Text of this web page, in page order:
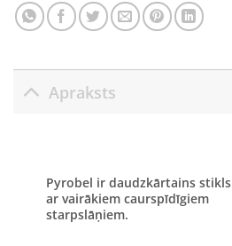
Apraksts
Pyrobel ir daudzkārtains stikls
ar vairākiem caurspīdīgiem
starpslāņiem.